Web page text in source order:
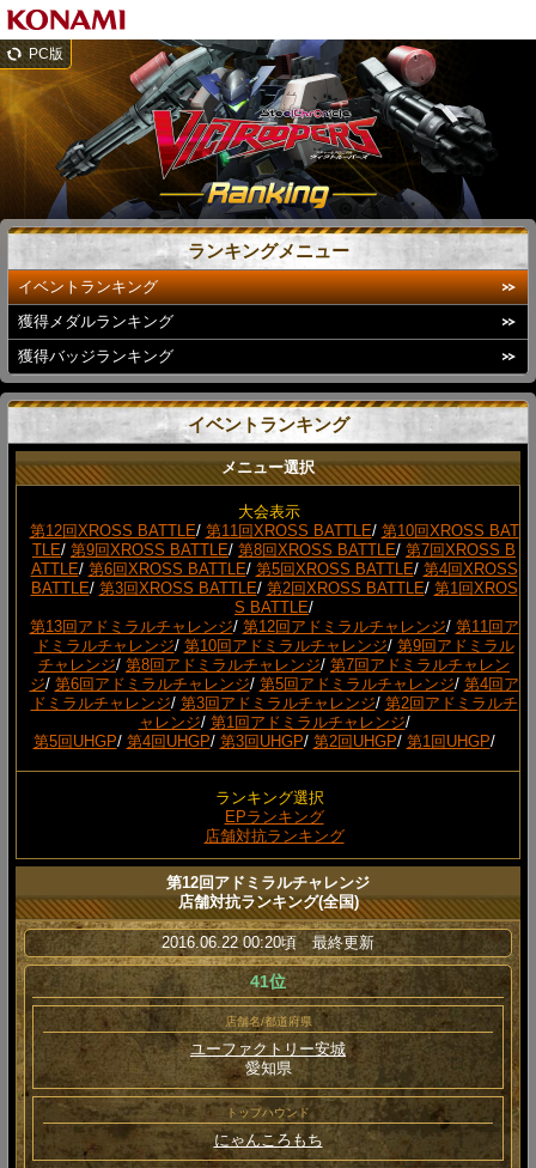
PC版
ランキングメニュー
イベントランキング
獲得メダルランキング
獲得バッジランキング
イベントランキング
メニュー選択
大会表示
第12回XROSS BATTLE/ 第11回XROSS BATTLE/ 第10回XROSS BAT
TLE/ 第9回XROSS BATTLE/ 第8回XROSS BATTLE/ 第7回XROSS B
ATTLE/ 第6回XROSS BATTLE/ 第5回XROSS BATTLE/ 第4回XROSS
BATTLE/ 第3回XROSS BATTLE/ 第2回XROSS BATTLE/ 第1回XROS
S BATTLE/
第13回アドミラルチャレンジ/ 第12回アドミラルチャレンジ/ 第11回ア
ドミラルチャレンジ/ 第10回アドミラルチャレンジ/ 第9回アドミラル
チャレンジ/ 第8回アドミラルチャレンジ/ 第7回アドミラルチャレン
ジ/ 第6回アドミラルチャレンジ/ 第5回アドミラルチャレンジ/ 第4回ア
ドミラルチャレンジ/ 第3回アドミラルチャレンジ/ 第2回アドミラルチ
ャレンジ/ 第1回アドミラルチャレンジ/
第5回UHGP/ 第4回UHGP/ 第3回UHGP/ 第2回UHGP/ 第1回UHGP/
ランキング選択
EPランキング
店舗対抗ランキング
第12回アドミラルチャレンジ
店舗対抗ランキング(全国)
2016.06.22 00:20頃 最終更新
41位
店舗名/都道府県
ユーファクトリー安城
愛知県
トップハウンド
にゃんころもち